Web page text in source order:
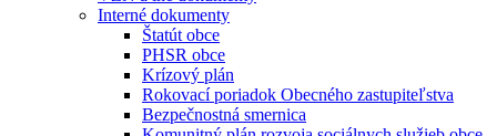
Interné dokumenty
Štatút obce
PHSR obce
Krízový plán
Rokovací poriadok Obecného zastupiteľstva
Bezpečnostná smernica